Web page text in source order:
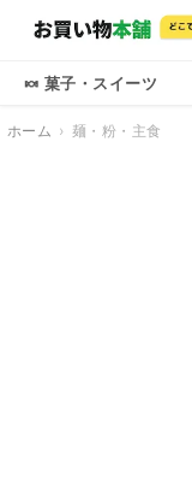
🍬 菓子・スイーツ
ホーム 麺・粉・主食